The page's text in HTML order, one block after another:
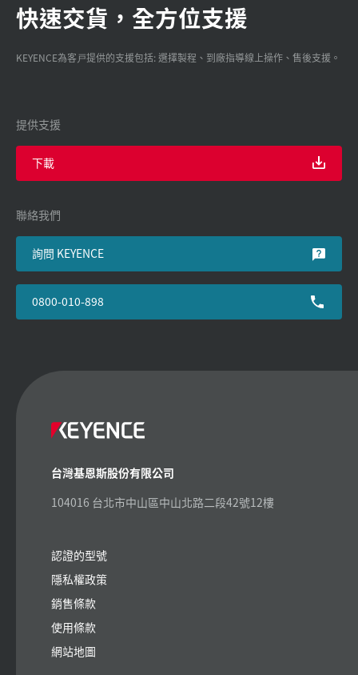
快速交貨，全方位支援
KEYENCE為客戸提供的支援包括: 選擇製程、到廠指導線上操作、售後支援。
提供支援
下載
聯絡我們
詢問 KEYENCE
0800-010-898
台灣基恩斯股份有限公司
104016 台北市中山區中山北路二段42號12樓
認證的型號
隱私權政策
銷售條款
使用條款
網站地圖